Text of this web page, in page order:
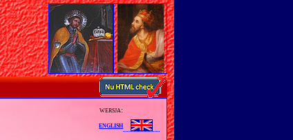
wersja:
english